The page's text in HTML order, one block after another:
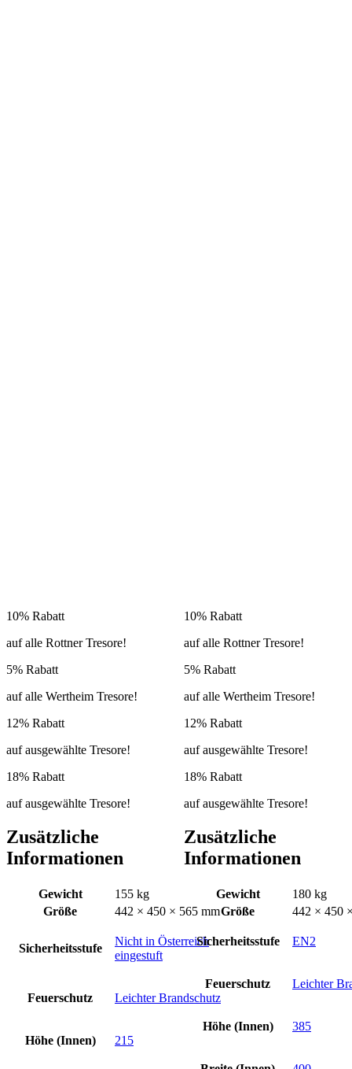
10% Rabatt
auf alle Rottner Tresore!
5% Rabatt
auf alle Wertheim Tresore!
12% Rabatt
auf ausgewählte Tresore!
18% Rabatt
auf ausgewählte Tresore!
Zusätzliche
Informationen
Gewicht
155 kg
Größe
442 × 450 × 565 mm
Sicherheitsstufe
Nicht in Österreich
eingestuft
Feuerschutz Leichter Brandschutz
Höhe (Innen) 215
10% Rabatt
auf alle Rottner Tresore!
5% Rabatt
auf alle Wertheim Tresore!
12% Rabatt
auf ausgewählte Tresore!
18% Rabatt
auf ausgewählte Tresore!
Zusätzliche
Informationen
Gewicht
180 kg
Größe
442 × 450
Sicherheitsstufe EN2
Feuerschutz Leichter
Höhe (Innen) 385